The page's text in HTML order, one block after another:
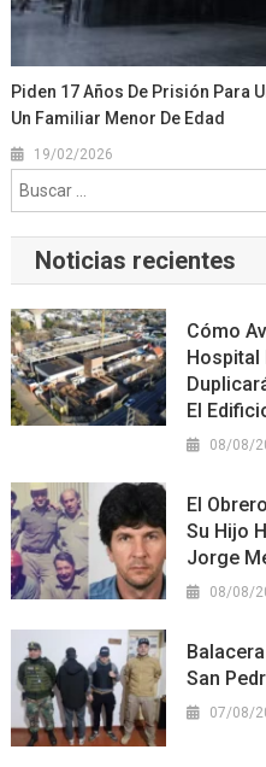
Piden 17 Años De Prisión Para
Un Familiar Menor De Edad
19/02/2026
Noticias recientes
Cómo
Hospital
El
08/08/
El
Su Hijo
Jorge
08/08/
San
07/08/